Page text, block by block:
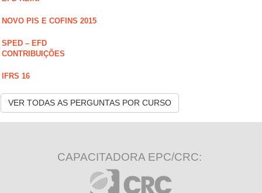
NOVO PIS E COFINS 2015
SPED – EFD
CONTRIBUIÇÕES
IFRS 16
VER TODAS AS PERGUNTAS POR CURSO
CAPACITADORA EPC/CRC: